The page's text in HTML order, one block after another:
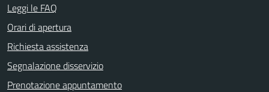
Leggi le FAQ
Orari di apertura
Richiesta assistenza
Segnalazione disservizio
Prenotazione appuntamento